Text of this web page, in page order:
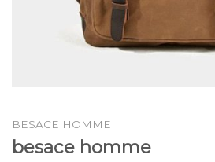
BESACE HOMME
besace homme